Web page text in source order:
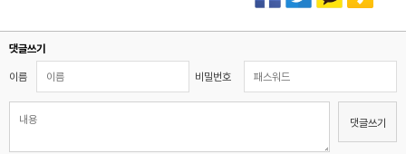
댓글쓰기
이름 비밀번호
댓글쓰기